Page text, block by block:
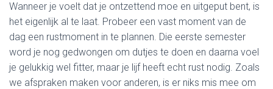
Wanneer je voelt dat je ontzettend moe en uitgeput bent, is
het eigenlijk al te laat. Probeer een vast moment van de
dag een rustmoment in te plannen. Die eerste semester
word je nog gedwongen om dutjes te doen en daarna voel
je gelukkig wel fitter, maar je lijf heeft echt rust nodig. Zoals
we afspraken maken voor anderen, is er niks mis mee om